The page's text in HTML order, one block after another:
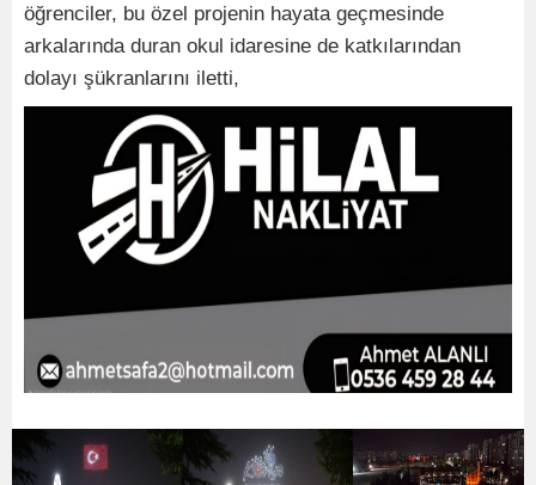
öğrenciler, bu özel projenin hayata geçmesinde
arkalarında duran okul idaresine de katkılarından
dolayı şükranlarını iletti,